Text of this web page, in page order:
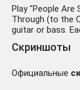
Play "People Are
Through (to the
guitar or bass.
Скриншоты
Официальные